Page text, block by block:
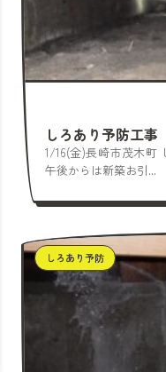
しろあり予防工
1/16(金)長崎市茂木町
午後からは新築お引...
しろあり予防